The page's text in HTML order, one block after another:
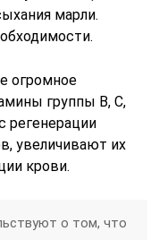
марли.
огромное
группы В, С,
регенерации
увеличивают их
крови.
о том, что